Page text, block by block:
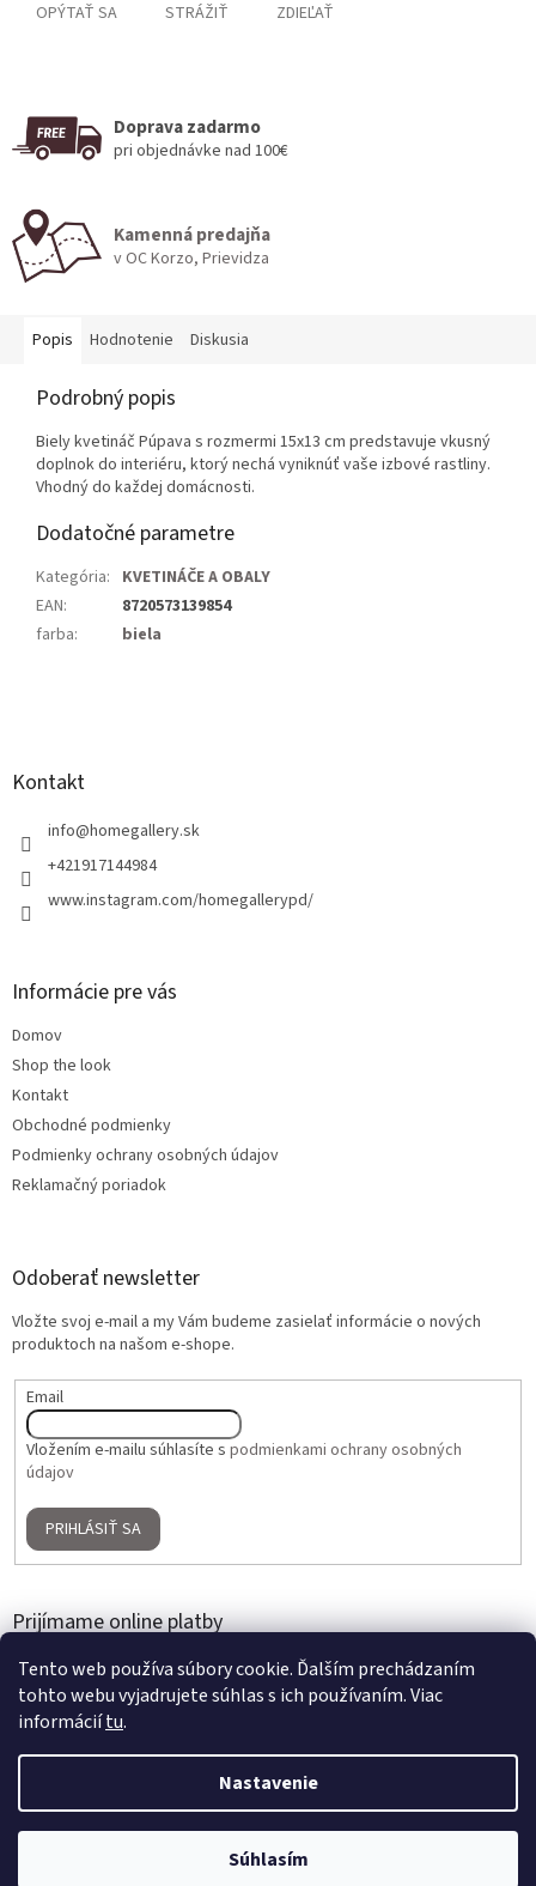
Tento web používa súbory cookie. Ďalším prechádzaním
tohto webu vyjadrujete súhlas s ich používaním. Viac
informáciítu.
Nastavenie
Súhlasím
2 + 1 ZADARMO na umelé kvety a aranžmány | Nakúpte 3 produkty,
OPÝTAŤ SA STRÁŽIŤ ZDIEĽAŤ
Doprava zadarmo
pri objednávke nad 100€
Kamenná predajňa
v OC Korzo, Prievidza
Popis Hodnotenie Diskusia
Podrobný popis
Biely kvetináč Púpava s rozmermi 15x13 cm predstavuje vkusný
doplnok do interiéru, ktorý nechá vyniknúť vaše izbové rastliny.
Vhodný do každej domácnosti.
Dodatočné parametre
Kategória: KVETINÁČE A OBALY
EAN:
8720573139854
farba: biela
Kontakt
info@homegallery.sk
+421917144984
www.instagram.com/homegallerypd/
Informácie pre vás
Domov
Shop the look
Kontakt
Obchodné podmienky
Podmienky ochrany osobných údajov
Reklamačný poriadok
Odoberať newsletter
Vložte svoj e-mail a my Vám budeme zasielať informácie o nových
produktoch na našom e-shope.
Email
Vložením e-mailu súhlasíte s podmienkami ochrany osobných
údajov
PRIHLÁSIŤ SA
Prijímame online platby
Vytvoril Shoptet
Home Gallery. Všetky práva vyhradené.